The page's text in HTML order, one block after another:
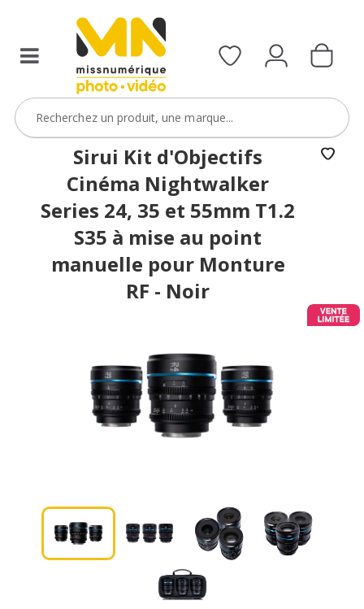
le
ObjectifFiltre5
VOIR L'OFFRE
Sirui Kit d'Objectifs
Cinéma Nightwalker
Series 24, 35 et 55mm T1.2
S35 à mise au point
manuelle pour Monture
RF - Noir